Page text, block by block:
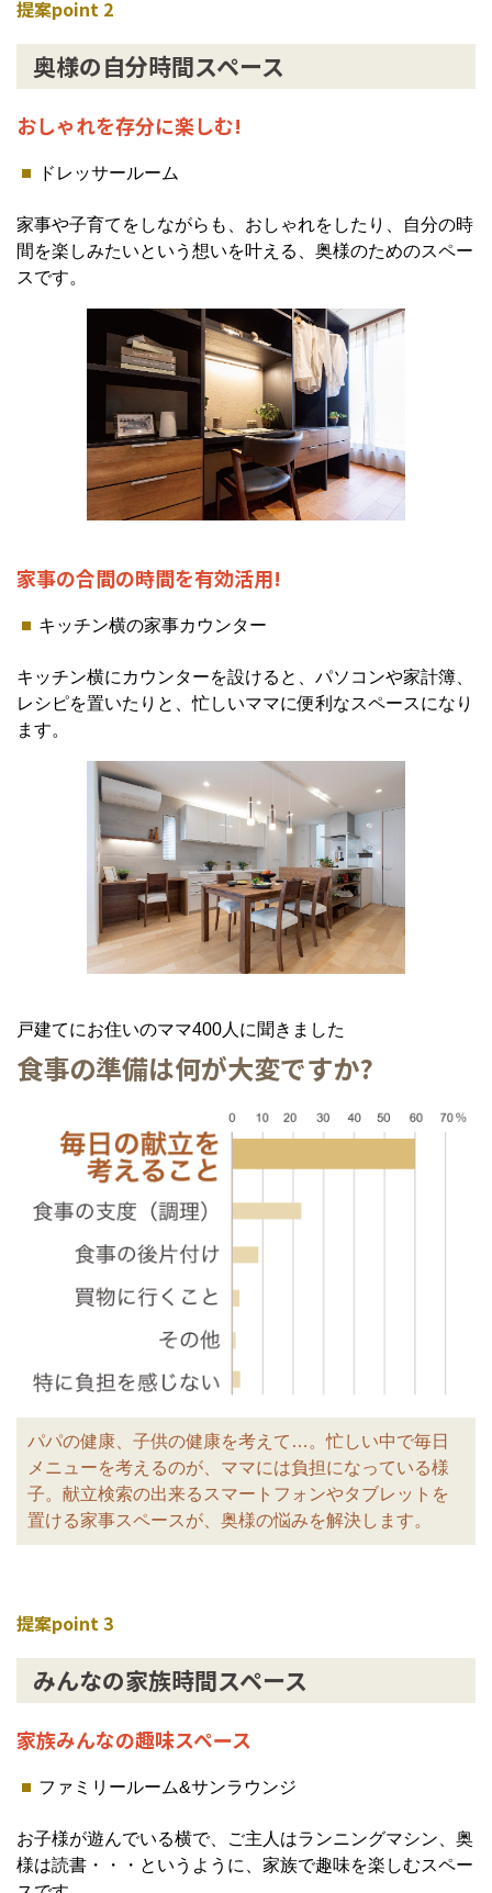
提案point 2
奥様の自分時間スペース
おしゃれを存分に楽しむ!
ドレッサールーム
家事や子育てをしながらも、おしゃれをしたり、自分の時
間を楽しみたいという想いを叶える、奥様のためのスペー
スです。
家事の合間の時間を有効活用!
キッチン横の家事カウンター
キッチン横にカウンターを設けると、パソコンや家計簿、
レシピを置いたりと、忙しいママに便利なスペースになり
ます。
戸建てにお住いのママ400人に聞きました
食事の準備は何が大変ですか?
パパの健康、子供の健康を考えて…。忙しい中で毎日
メニューを考えるのが、ママには負担になっている様
子。献立検索の出来るスマートフォンやタブレットを
置ける家事スペースが、奥様の悩みを解決します。
提案point 3
みんなの家族時間スペース
家族みんなの趣味スペース
ファミリールーム&サンラウンジ
お子様が遊んでいる横で、ご主人はランニングマシン、奥
様は読書・・・というように、家族で趣味を楽しむスペー